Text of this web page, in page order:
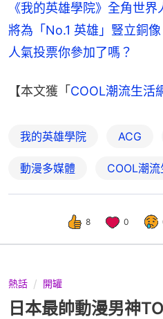
《我的英雄學院》全角世
將為「No.1 英雄」豎立銅
人氣投票你參加了嗎？
【本文獲「COOL潮流生活
我的英雄學院 ACG
動漫多媒體 COOL潮
8 0
熱話 開罐
日本最帥動漫男神